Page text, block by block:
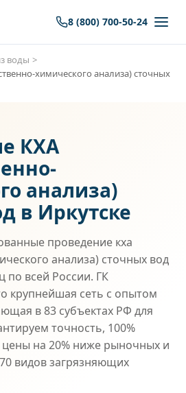
8 (800) 700-50-24
воды
химического анализа) сточных
КХА
анализа)
в Иркутске
проведение кха
анализа) сточных вод
по всей России. ГК
крупнейшая сеть с опытом
в 83 субъектах РФ для
точность, 100%
на 20% ниже рыночных и
видов загрязняющих